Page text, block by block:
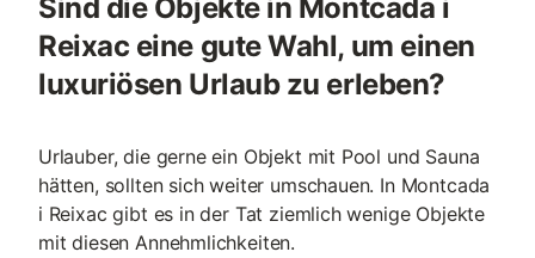
Sind die Objekte in Montcada i
Reixac eine gute Wahl, um einen
luxuriösen Urlaub zu erleben?
Urlauber, die gerne ein Objekt mit Pool und Sauna
hätten, sollten sich weiter umschauen. In Montcada
i Reixac gibt es in der Tat ziemlich wenige Objekte
mit diesen Annehmlichkeiten.